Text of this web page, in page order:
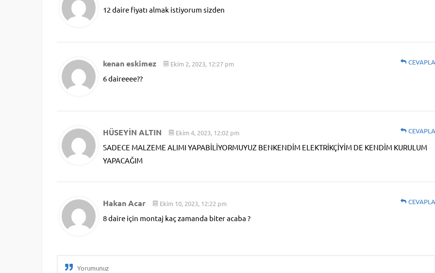
12 daire fiyatı almak istiyorum sizden
kenan eskimez Ekim 2, 2023, 12:27 pm
6 daireeee??
CEVAPLA
HÜSEYİN ALTIN Ekim 4, 2023, 12:02 pm
SADECE MALZEME ALIMI YAPABİLİYORMUYUZ BENKENDİM ELEKTRİKÇİYİM DE KENDİM KURULUM
YAPACAĞIM
CEVAPLA
Hakan Acar Ekim 10, 2023, 12:22 pm
8 daire için montaj kaç zamanda biter acaba ?
CEVAPLA